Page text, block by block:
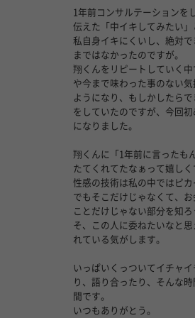
1年前コンサルテーションを
伝えた「中イキしてみたい」
私自身イキにくいし、絶対
まではなかったのですが。
翔くんをリピートしていく
や今まで味わった事のない
ようになり、もしかしたら
をしていたのですが、今回
になりました。
翔くんに「1年前に言ったも
たてくれてたなぁって嬉しく
性感の技術は私の中ではピカ
でもそこだけじゃなくて、
ことだけじゃない部分を知
そ、この人に委ねたいなと
れている気がします。
いっぱいくっついてイチャ
り、語り合ったり、そんな
間です。
いつもありがとう。